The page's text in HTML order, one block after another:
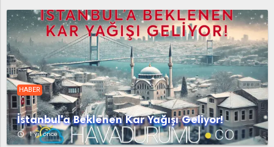
Etlik Feruz Köyü Fethiye
Güdül Güvem Hasanoğlan
Haymana Kabaca Kalecik
Karahamzalı Karşıyaka Kazan
Kerpiç Kızılcahamam Köy Enstitüsü
HABER
İstanbul'a Beklenen Kar Yağışı Geliyor!
access_time 1 yıl önce